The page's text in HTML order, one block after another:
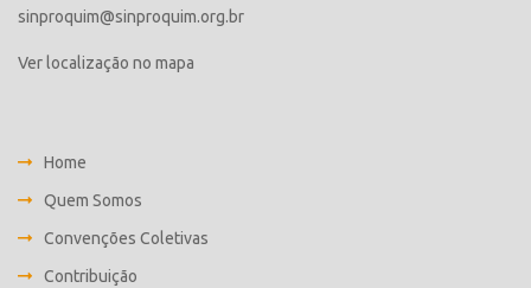
sinproquim@sinproquim.org.br
Ver localização no mapa
Home
Quem Somos
Convenções Coletivas
Contribuição